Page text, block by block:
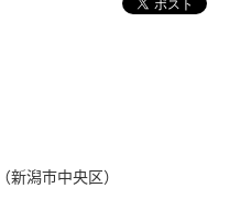
潟市中央区）